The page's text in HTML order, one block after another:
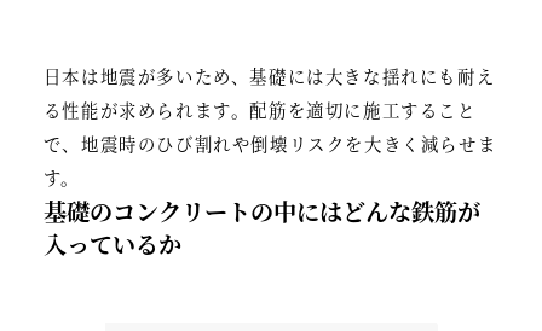
日本は地震が多いため、基礎には大きな揺れにも耐え
る性能が求められます。配筋を適切に施工すること
で、地震時のひび割れや倒壊リスクを大きく減らせま
す。
基礎のコンクリートの中にはどんな鉄筋が
入っているか